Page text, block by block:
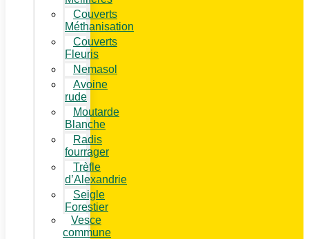
Couverts
Méthanisation
Couverts
Fleuris
Nemasol
Avoine
rude
Moutarde
Blanche
Radis
fourrager
Trèfle
d’Alexandrie
Seigle
Forestier
Vesce
commune